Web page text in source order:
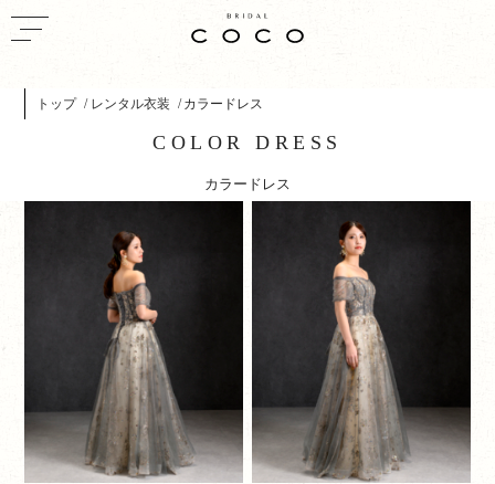
トップ レンタル衣装 カラードレス
COLOR DRESS
カラードレス